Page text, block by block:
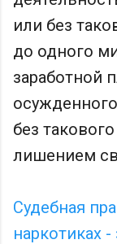
или без
до одного
заработной
без
лишением
Судебная
наркотиках -